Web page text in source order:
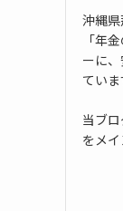
沖縄県
「年
ーに
てい
当ブ
をメイ